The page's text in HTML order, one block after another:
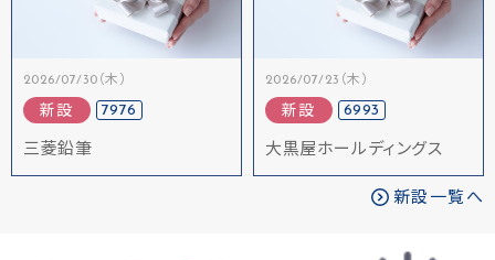
2026/07/30（木）
新設 7976
三菱鉛筆
2026/07/23（木）
新設 6993
大黒屋ホールディングス
新設一覧へ